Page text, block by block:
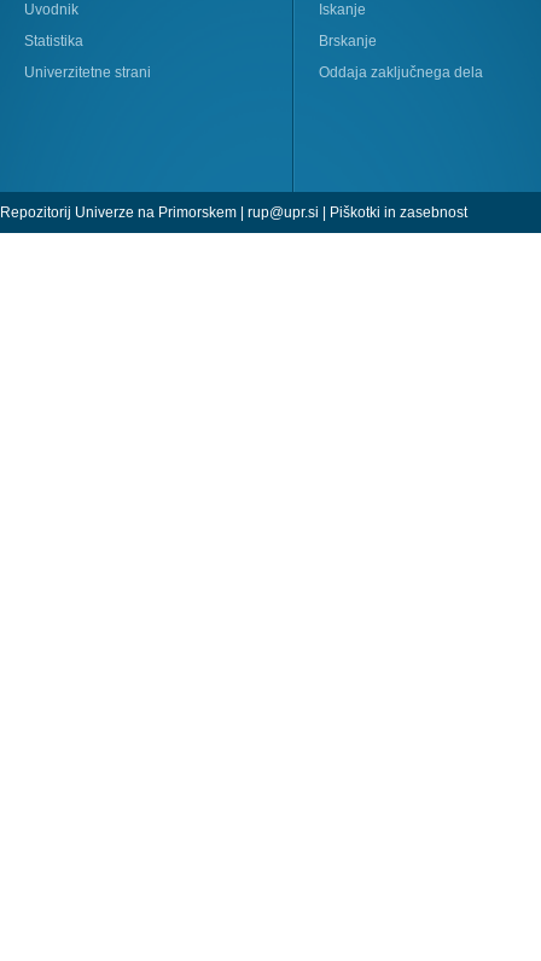
Uvodnik
Statistika
Univerzitetne strani
Iskanje
Brskanje
Oddaja zaključnega dela
Repozitorij Univerze na Primorskem | rup@upr.si | Piškotki in zasebnost